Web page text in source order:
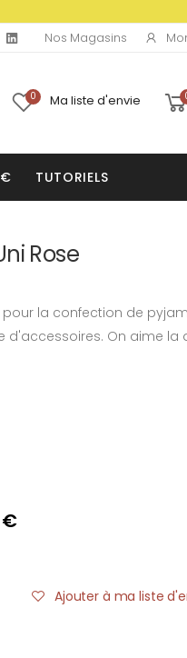
Nos Magasins
0 Ma liste d'envie
TUTORIELS
Rose
pour la confection de
d'accessoires. On aime la
€
Ajouter à ma liste